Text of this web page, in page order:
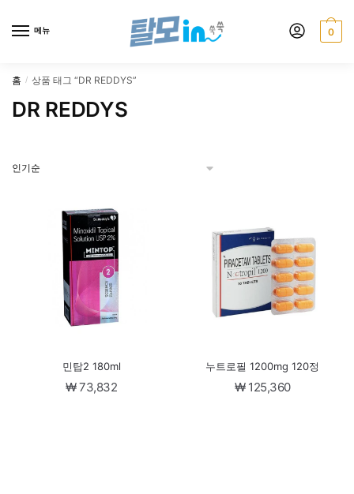
메뉴 0
홈 / 상품 태그 “DR REDDYS”
DR REDDYS
민탑2 180ml
₩73,832
누트로필 1200mg 120정
₩125,360